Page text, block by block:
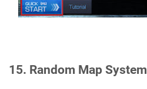
15. Random Map System